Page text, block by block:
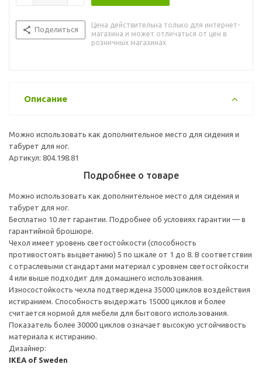
Поделиться
Цена действительна только для интернет-
магазина и может отличаться от цен в
розничных магазинах
Описание
Можно использовать как дополнительное место для сидения и
табурет для ног.
Артикул: 804.198.81
Подробнее о товаре
Можно использовать как дополнительное место для сидения и
табурет для ног.
Бесплатно 10 лет гарантии. Подробнее об условиях гарантии — в
гарантийной брошюре.
Чехол имеет уровень светостойкости (способность
противостоять выцветанию) 5 по шкале от 1 до 8. В соответствии
с отраслевыми стандартами материал с уровнем светостойкости
4 или выше подходит для домашнего использования.
Износостойкость чехла подтверждена 35000 циклов воздействия
истиранием. Способность выдержать 15000 циклов и более
считается нормой для мебели для бытового использования.
Показатель более 30000 циклов означает высокую устойчивость
материала к истиранию.
Дизайнер:
IKEA of Sweden